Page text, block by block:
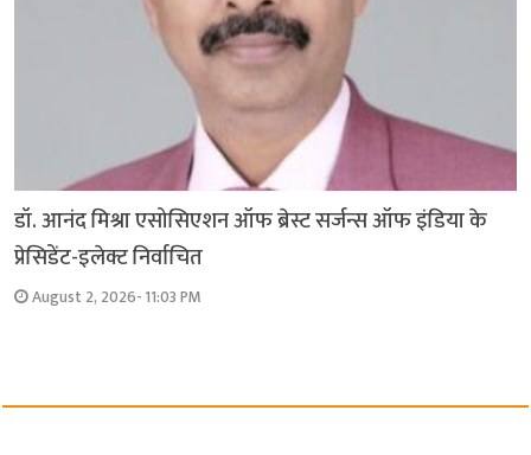
डॉ. आनंद मिश्रा एसोसिएशन ऑफ ब्रेस्ट सर्जन्स ऑफ इंडिया के
प्रेसिडेंट-इलेक्ट निर्वाचित
August 2, 2026- 11:03 PM